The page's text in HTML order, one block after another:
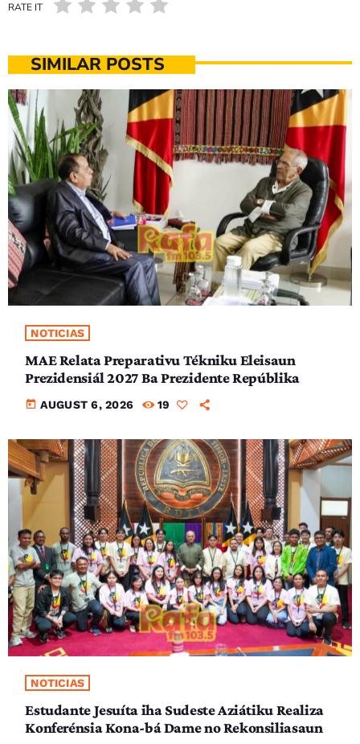
RATE IT
SIMILAR POSTS
NOTICIAS
MAE Relata Preparativu Tékniku Eleisaun
Prezidensiál 2027 Ba Prezidente Repúblika
today AUGUST 6, 2026 19
NOTICIAS
Estudante Jesuíta iha Sudeste Aziátiku Realiza
Konferénsia Kona-bá Dame no Rekonsiliasaun